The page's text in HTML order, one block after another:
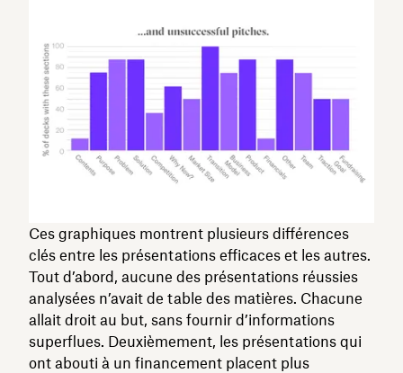
Ces graphiques montrent plusieurs différences
clés entre les présentations efficaces et les autres.
Tout d’abord, aucune des présentations réussies
analysées n’avait de table des matières. Chacune
allait droit au but, sans fournir d’informations
superflues. Deuxièmement, les présentations qui
ont abouti à un financement placent plus